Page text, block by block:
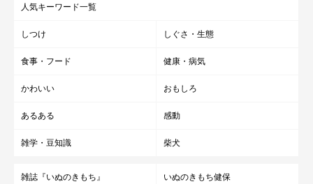
人気キーワード一覧
しつけ しぐさ・生態
食事・フード 健康・病気
かわいい おもしろ
あるある 感動
雑学・豆知識 柴犬
雑誌『いぬのきもち』 いぬのきもち健保